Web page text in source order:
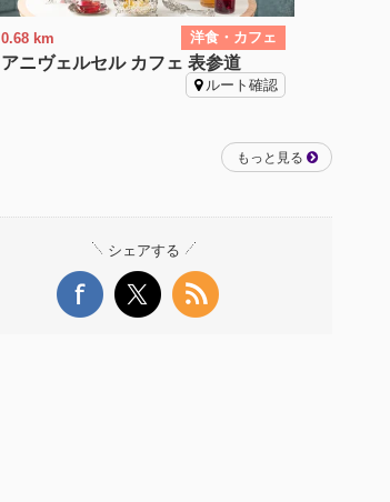
0.68 km 洋食・カフェ
アニヴェルセル カフェ 表参道
ルート確認
もっと見る
シェアする